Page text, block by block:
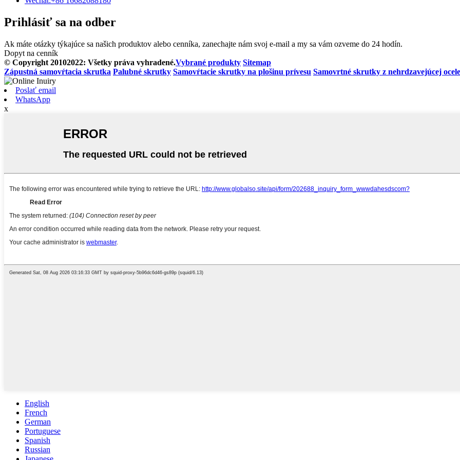
Prihlásiť sa na odber
Ak máte otázky týkajúce sa našich produktov alebo cenníka, zanechajte nám svoj e-mail a my sa vám ozveme do 24 hodín.
Dopyt na cenník
© Copyright 20102022: Všetky práva vyhradené.Vybrané produkty Sitemap
Zápustná samovŕtacia skrutka Palubné skrutky Samovŕtacie skrutky na plošinu prívesu Samovrtné skrutky z nehrdzavejúcej ocele
Poslať email
WhatsApp
x
English
French
German
Portuguese
Spanish
Russian